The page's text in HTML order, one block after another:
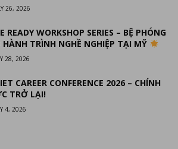
26, 2026
READY WORKSHOP SERIES – BỆ PHÓNG
HÀNH TRÌNH NGHỀ NGHIỆP TẠI MỸ
28, 2026
CAREER CONFERENCE 2026 – CHÍNH
TRỞ LẠI!
4, 2026